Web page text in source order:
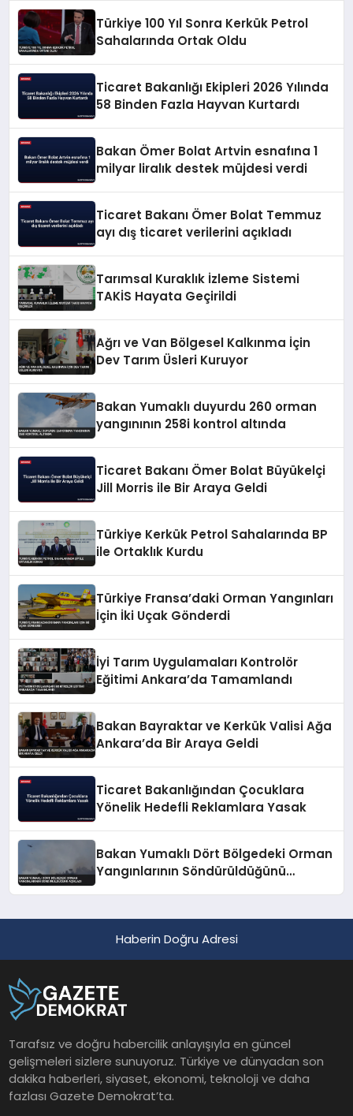
Türkiye 100 Yıl Sonra Kerkük Petrol
Sahalarında Ortak Oldu
Ticaret Bakanlığı Ekipleri 2026 Yılında
58 Binden Fazla Hayvan Kurtardı
Bakan Ömer Bolat Artvin esnafına 1
milyar liralık destek müjdesi verdi
Ticaret Bakanı Ömer Bolat Temmuz
ayı dış ticaret verilerini açıkladı
Tarımsal Kuraklık İzleme Sistemi
TAKİS Hayata Geçirildi
Ağrı ve Van Bölgesel Kalkınma İçin
Dev Tarım Üsleri Kuruyor
Bakan Yumaklı duyurdu 260 orman
yangınının 258i kontrol altında
Ticaret Bakanı Ömer Bolat Büyükelçi
Jill Morris ile Bir Araya Geldi
Türkiye Kerkük Petrol Sahalarında BP
ile Ortaklık Kurdu
Türkiye Fransa’daki Orman Yangınları
İçin İki Uçak Gönderdi
İyi Tarım Uygulamaları Kontrolör
Eğitimi Ankara’da Tamamlandı
Bakan Bayraktar ve Kerkük Valisi Ağa
Ankara’da Bir Araya Geldi
Ticaret Bakanlığından Çocuklara
Yönelik Hedefli Reklamlara Yasak
Bakan Yumaklı Dört Bölgedeki Orman
Yangınlarının Söndürüldüğünü
Haberin Doğru Adresi
Tarafsız ve doğru habercilik anlayışıyla en güncel
gelişmeleri sizlere sunuyoruz. Türkiye ve dünyadan son
dakika haberleri, siyaset, ekonomi, teknoloji ve daha
fazlası Gazete Demokrat’ta.